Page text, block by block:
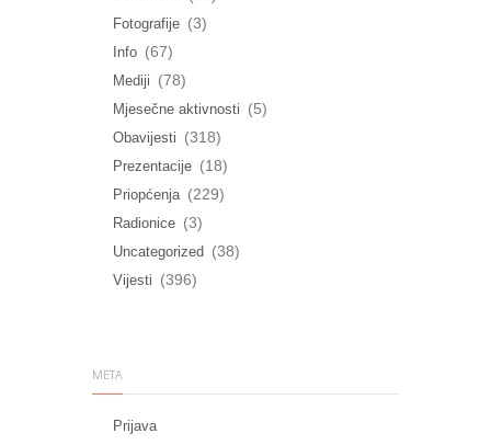
Fotografije (3)
Info (67)
Mediji (78)
Mjesečne aktivnosti (5)
Obavijesti (318)
Prezentacije (18)
Priopćenja (229)
Radionice (3)
Uncategorized (38)
Vijesti (396)
META
Prijava